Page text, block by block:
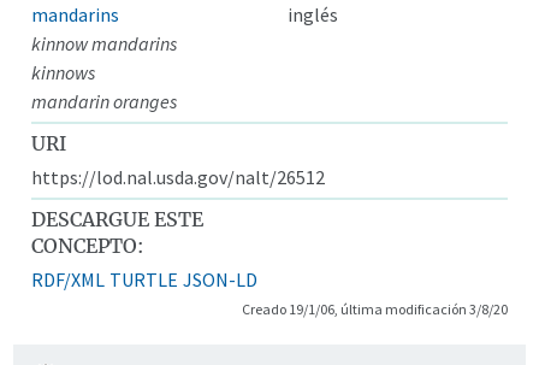
mandarins
inglés
kinnow mandarins
kinnows
mandarin oranges
URI
https://lod.nal.usda.gov/nalt/26512
DESCARGUE ESTE
CONCEPTO:
RDF/XML TURTLE JSON-LD
Creado 19/1/06, última modificación 3/8/20